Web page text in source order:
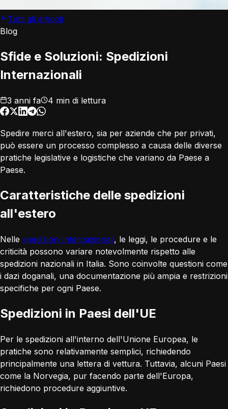
Tutti gli articoli
Blog
Sfide e Soluzioni: Spedizioni
Internazionali
3 anni fa 4 min di lettura
Spedire merci all'estero, sia per aziende che per privati,
può essere un processo complesso a causa delle diverse
pratiche legislative e logistiche che variano da Paese a
Paese.
Caratteristiche delle spedizioni
all'estero
Nelle spedizioni internazionali, le leggi, le procedure e le
criticità possono variare notevolmente rispetto alle
spedizioni nazionali in Italia. Sono coinvolte questioni come
i dazi doganali, una documentazione più ampia e restrizioni
specifiche per ogni Paese.
Spedizioni in Paesi dell'UE
Per le spedizioni all'interno dell'Unione Europea, le
pratiche sono relativamente semplici, richiedendo
principalmente una lettera di vettura. Tuttavia, alcuni Paesi
come la Norvegia, pur facendo parte dell'Europa,
richiedono procedure aggiuntive.